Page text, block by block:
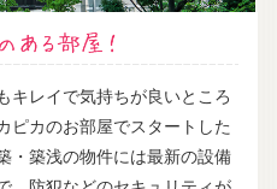
キレイで気持ちが良いところ
ピカのお部屋でスタートした
・築浅の物件には最新の設備